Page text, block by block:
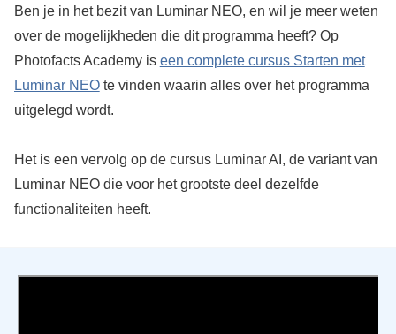
Ben je in het bezit van Luminar NEO, en wil je meer weten
over de mogelijkheden die dit programma heeft? Op
Photofacts Academy is een complete cursus Starten met
Luminar NEOte vinden waarin alles over het programma
uitgelegd wordt.
Het is een vervolg op de cursus Luminar AI, de variant van
Luminar NEO die voor het grootste deel dezelfde
functionaliteiten heeft.